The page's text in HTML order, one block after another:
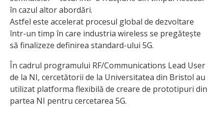
în cazul altor abordări.
Astfel este accelerat procesul global de dezvoltare
într-un timp în care indus­tria wireless se pregătește
să fina­lizeze definirea standard-ului 5G.
În cadrul programului RF/Communications Lead User
de la NI, cercetătorii de la Universitatea din Bristol au
utilizat platforma flexibilă de creare de prototipuri din
partea NI pentru cercetarea 5G.